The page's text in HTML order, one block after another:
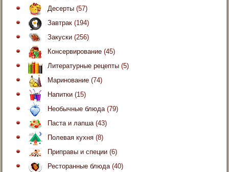
Десерты (57)
Завтрак (194)
Закуски (256)
Консервирование (45)
Литературные рецепты (5)
Маринование (74)
Напитки (15)
Необычные блюда(79)
Паста и лапша(43)
Полевая кухня (8)
Приправы и специи (6)
Ресторанные блюда(40)